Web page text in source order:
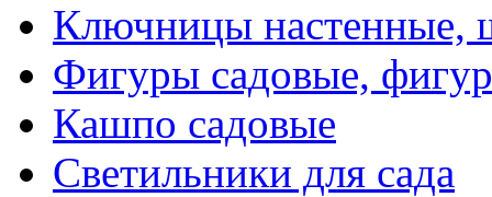
Ключницы настенные,
Фигуры садовые,
Кашпо садовые
Светильники для сада